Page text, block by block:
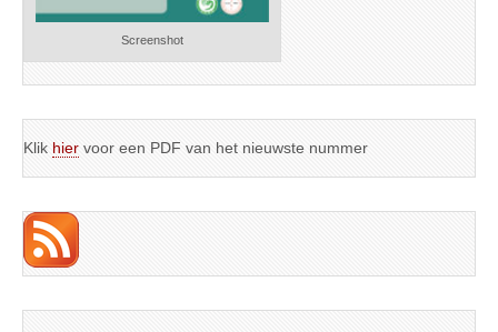
Screenshot
Klik hier voor een PDF van het nieuwste nummer